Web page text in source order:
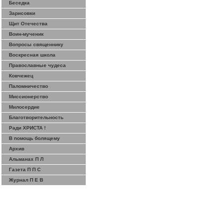
Беседка
Зарисовки
Щит Отечества
Воин-мученик
Вопросы священнику
Воскресная школа
Православные чудеса
Ковчежец
Паломничество
Миссионерство
Милосердие
Благотворительность
Ради ХРИСТА !
В помощь болящему
Архив
Альманах П Л
Газета П П С
Журнал П Е В